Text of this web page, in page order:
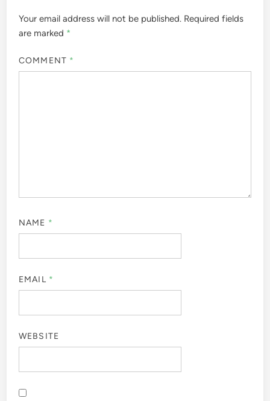
Your email address will not be published. Required fields
are marked *
COMMENT *
NAME *
EMAIL *
WEBSITE